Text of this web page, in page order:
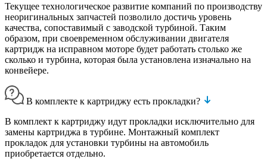
Текущее технологическое развитие компаний по производству
неоригинальных запчастей позволило достичь уровень
качества, сопоставимый с заводской турбиной. Таким
образом, при своевременном обслуживании двигателя
картридж на исправном моторе будет работать столько же
сколько и турбина, которая была установлена изначально на
конвейере.
В комплекте к картриджу есть прокладки?
В комплект к картриджу идут прокладки исключительно для
замены картриджа в турбине. Монтажный комплект
прокладок для установки турбины на автомобиль
приобретается отдельно.